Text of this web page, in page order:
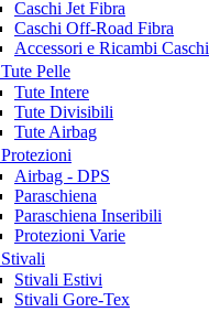
Caschi Jet Fibra
Caschi Off-Road Fibra
Accessori e Ricambi Caschi
Tute Pelle
Tute Intere
Tute Divisibili
Tute Airbag
Protezioni
Airbag - DPS
Paraschiena
Paraschiena Inseribili
Protezioni Varie
Stivali
Stivali Estivi
Stivali Gore-Tex